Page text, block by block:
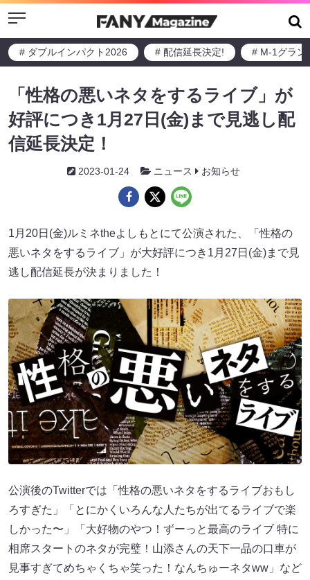
Menu
# ダブルインパクト2026 # 配信延長決定! # M-1グラン
「性格の悪いネタをするライブ」が
好評につき1月27日(金)まで見逃し配
信延長決定！
2023-01-24 ニュース お知らせ
1月20日(金)ルミネtheよしもとにて公演された、「性格の
悪いネタをするライブ」が大好評につき1月27日(金)まで見
逃し配信延長が決まりました！
公演後のTwitterでは「性格の悪いネタをするライブおもし
ろすぎた」「とにかくいろんな人たちが出てるライブで楽
しかった〜」「大好物のやつ！ずーっと最高のライブ 特に
相席スタートのネタが完璧！山添さんの天下一品の口車が
見事すぎてめちゃくちゃ笑った！なんちゅーネタww」など